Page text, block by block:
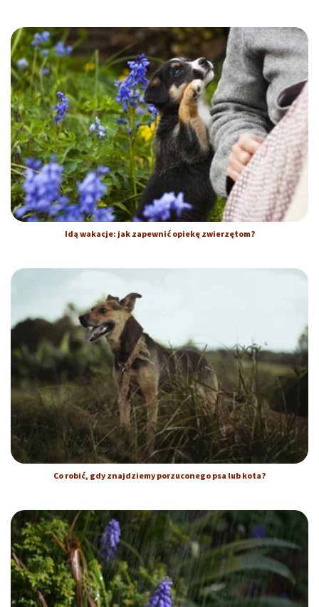
Idą wakacje: jak zapewnić opiekę zwierzętom?
Co robić, gdy znajdziemy porzuconego psa lub kota?